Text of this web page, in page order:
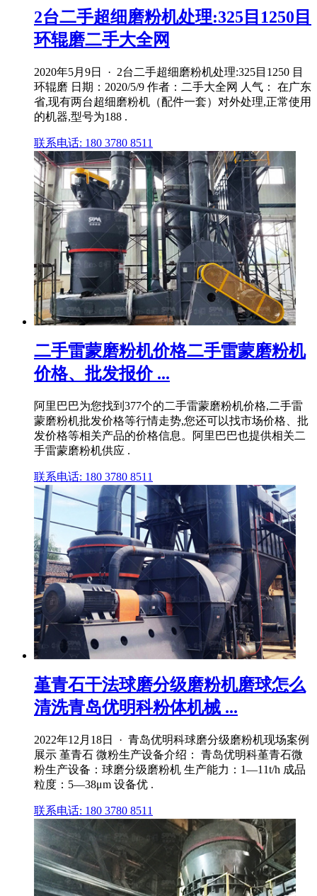
2台二手超细磨粉机处理:325目1250目
环辊磨二手大全网
2020年5月9日 · 2台二手超细磨粉机处理:325目1250 目
环辊磨 日期：2020/5/9 作者：二手大全网 人气： 在广东
省,现有两台超细磨粉机（配件一套）对外处理,正常使用
的机器,型号为188 .
联系电话: 180 3780 8511
二手雷蒙磨粉机价格二手雷蒙磨粉机
价格、批发报价 ...
阿里巴巴为您找到377个的二手雷蒙磨粉机价格,二手雷
蒙磨粉机批发价格等行情走势,您还可以找市场价格、批
发价格等相关产品的价格信息。阿里巴巴也提供相关二
手雷蒙磨粉机供应 .
联系电话: 180 3780 8511
堇青石干法球磨分级磨粉机磨球怎么
清洗青岛优明科粉体机械 ...
2022年12月18日 · 青岛优明科球磨分级磨粉机现场案例
展示 堇青石 微粉生产设备介绍： 青岛优明科堇青石微
粉生产设备：球磨分级磨粉机 生产能力：1—11t/h 成品
粒度：5—38μm 设备优 .
联系电话: 180 3780 8511